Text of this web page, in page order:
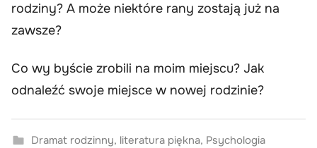
rodziny? A może niektóre rany zostają już na
zawsze?
Co wy byście zrobili na moim miejscu? Jak
odnaleźć swoje miejsce w nowej rodzinie?
Dramat rodzinny, literatura piękna, Psychologia